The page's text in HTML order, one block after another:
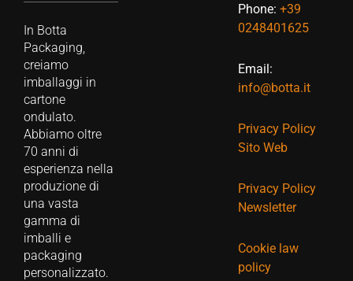
In Botta
Packaging,
creiamo
imballaggi in
cartone
ondulato.
Abbiamo oltre
70 anni di
esperienza nella
produzione di
una vasta
gamma di
imballi e
packaging
personalizzato.
Phone: +39
0248401625
Email:
info@botta.it
Privacy Policy
Sito Web
Privacy Policy
Newsletter
Cookie law
policy